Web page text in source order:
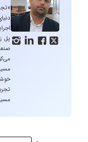
   
پل